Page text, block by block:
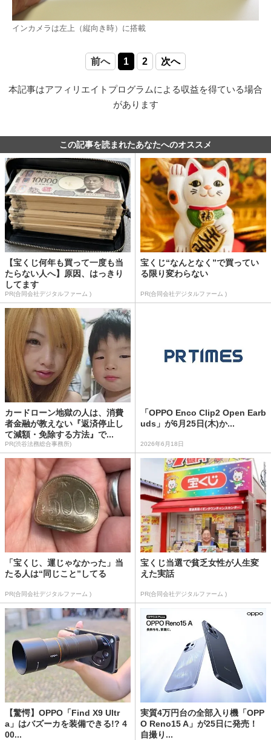
インカメラは左上（縦向き時）に搭載
前へ 1 2 次へ
本記事はアフィリエイトプログラムによる収益を得ている場合
があります
この記事を読まれたあなたへのオススメ
【宝くじ何年も買って一度も当
たらない人へ】原因、はっきり
してます
PR(合同会社デジタルファーム )
宝くじ“なんとなく”で買ってい
る限り変わらない
PR(合同会社デジタルファーム )
カードローン地獄の人は、消費
者金融が教えない『返済停止し
て減額・免除する方法』で...
PR(渋谷法務総合事務所)
「OPPO Enco Clip2 Open Earb
uds」が6月25日(木)か...
2026年6月18日
「宝くじ、運じゃなかった」当
たる人は“同じこと”してる
PR(合同会社デジタルファーム )
宝くじ当選で貧乏女性が人生変
えた実話
PR(合同会社デジタルファーム )
【驚愕】OPPO「Find X9 Ultr
a」はバズーカを装備できる!? 4
00...
実質4万円台の全部入り機「OPP
O Reno15 A」が25日に発売！
自撮り...